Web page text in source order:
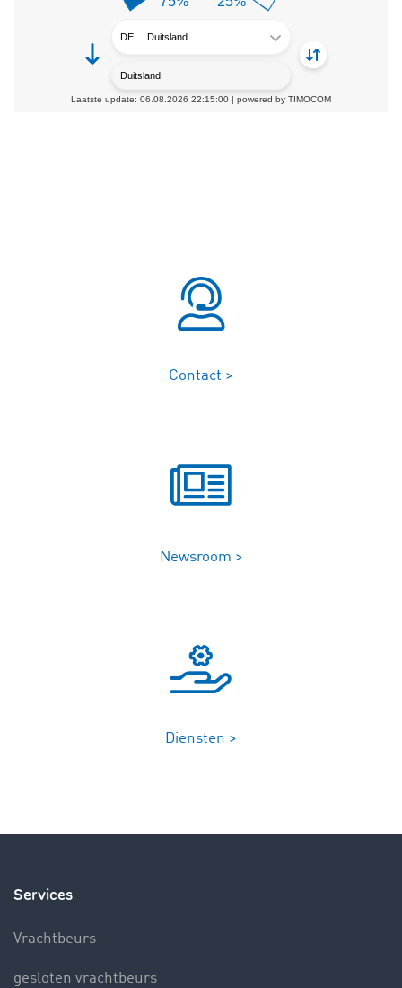
Contact >
Newsroom >
Diensten >
Services
Vrachtbeurs
gesloten vrachtbeurs